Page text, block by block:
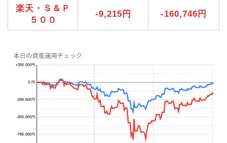
楽天・Ｓ＆Ｐ
５００
-9,215円 -160,746円